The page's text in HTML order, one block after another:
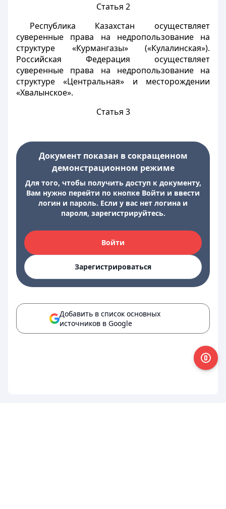
Статья 2
Республика Казахстан осуществляет
суверенные права на недропользование на
структуре «Курмангазы» («Кулалинская»).
Российская Федерация осуществляет
суверенные права на недропользование на
структуре «Центральная» и месторождении
«Хвалынское».
Статья 3
Документ показан в сокращенном
демонстрационном режиме
Для того, чтобы получить доступ к документу,
Вам нужно перейти по кнопке Войти и ввести
логин и пароль. Если у вас нет логина и
пароля, зарегистрируйтесь.
Войти
Зарегистрироваться
Добавить в список основных
источников в Google